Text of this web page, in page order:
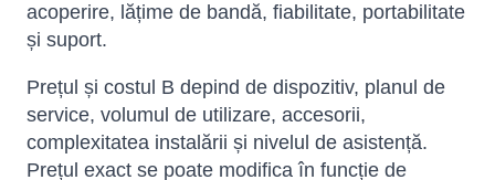
acoperire, lățime de bandă, fiabilitate, portabilitate
și suport.
Prețul și costul B depind de dispozitiv, planul de
service, volumul de utilizare, accesorii,
complexitatea instalării și nivelul de asistență.
Prețul exact se poate modifica în funcție de